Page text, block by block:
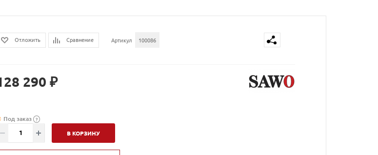
Отложить Сравнение Артикул 100086
290 ₽
Под заказ ?
В КОРЗИНУ